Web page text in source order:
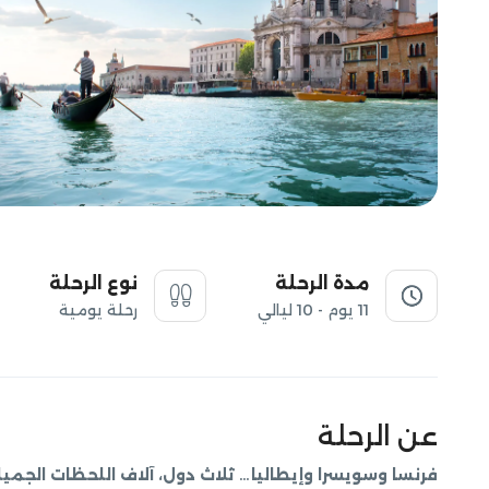
مدة الرحلة
11 يوم - 10 ليالي
نوع الرحلة
رحلة يومية
عن الرحلة
فرنسا وسويسرا وإيطاليا… ثلاث دول، آلاف اللحظات